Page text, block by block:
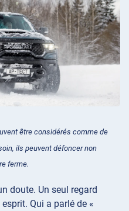
être considérés comme de
ils peuvent défoncer non
ferme.
doute. Un seul regard
Qui a parlé de «